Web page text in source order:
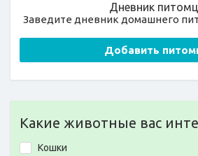
Дневник
Заведите дневник домашнего
Добавить
Какие животные вас
Кошки